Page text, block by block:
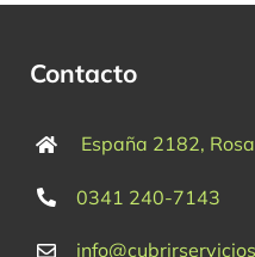
Contacto
España 2182,
0341 240-7143